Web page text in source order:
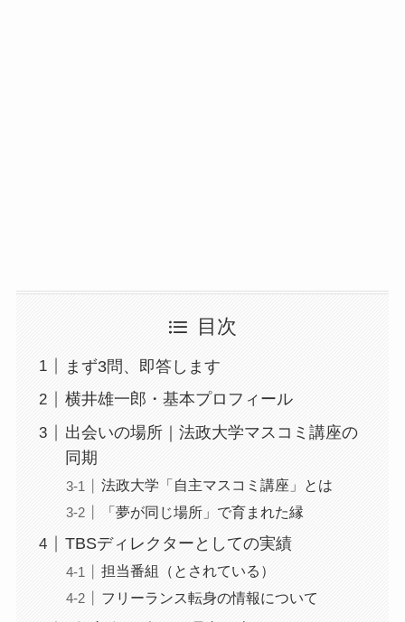
目次
まず3問、即答します
横井雄一郎・基本プロフィール
出会いの場所｜法政大学マスコミ講座の
同期
法政大学「自主マスコミ講座」とは
「夢が同じ場所」で育まれた縁
TBSディレクターとしての実績
担当番組（とされている）
フリーランス転身の情報について